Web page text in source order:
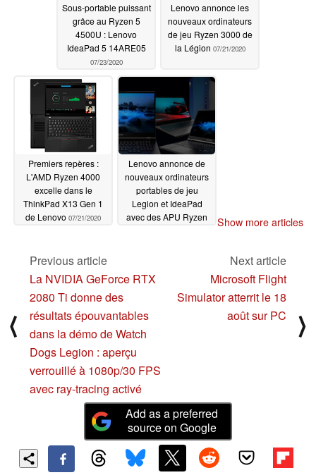
Sous-portable puissant
grâce au Ryzen 5
4500U : Lenovo
IdeaPad 5 14ARE05
07/23/2020
Lenovo annonce les
nouveaux ordinateurs
de jeu Ryzen 3000 de
la Légion 07/21/2020
Premiers repères :
L'AMD Ryzen 4000
excelle dans le
ThinkPad X13 Gen 1
de Lenovo 07/21/2020
Lenovo annonce de
nouveaux ordinateurs
portables de jeu
Legion et IdeaPad
avec des APU Ryzen
Show more articles
⟨
Previous article
La NVIDIA GeForce RTX
2080 Ti donne des
résultats épouvantables
dans la démo de Watch
Dogs Legion : aperçu
verrouillé à 1080p/30 FPS
avec ray-tracing activé
Next article
Microsoft Flight
Simulator atterrit le 18
août sur PC
⟩
Add as a preferred
source on Google